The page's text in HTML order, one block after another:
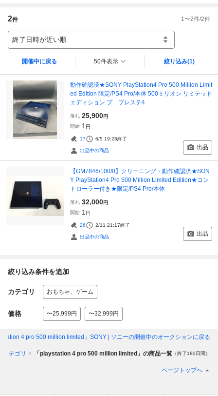
2件 1 〜2件/2件
終了日時が近い順
開催中に戻る 50件表示 絞り込み(1)
動作確認済★SONY PlayStation4 Pro 500 Million Limit
ed Edition 限定/PS4 Pro/本体 500ミリオン リミテッド
エディション プ プレステ4
落札 25,900円
開始 1 円
17 6/5 19:28終了
出品中の商品 出品
【GM7846/100/0】クリーニング・動作確認済★SON
Y PlayStation4 Pro 500 Million Limited Edition★コン
トローラー付き★限定/PS4 Pro/本体
落札 32,000円
開始 1 円
26 2/11 21:17終了
出品中の商品 出品
絞り込み条件を追加
カテゴリ おもちゃ、ゲーム
価格 〜25,999円 〜32,999円
4 pro 500 million limited」SONY | ソニーの開催中のオークションに戻る
カテゴリ 「playstation 4 pro 500 million limited」の商品一覧 （終了180日間）
ページトップへ